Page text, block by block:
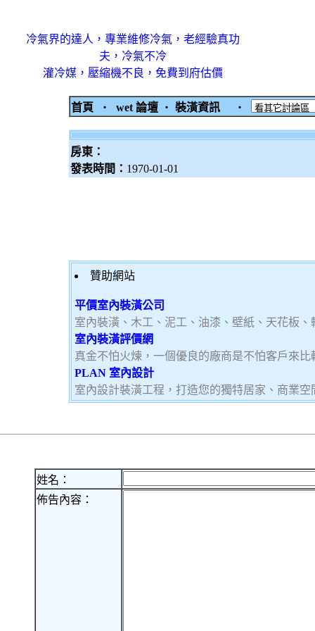
冷氣界的達人，專業維修冷氣，老經驗真功
夫，冷氣不冷
灌冷媒，壓縮機不良，免費到府估價
首頁 ‧ wet 論壇 ‧ 裝潢資訊 ‧
房東：
發表時間： 1970-01-01
贊助網站
平價室內裝潢公司
室內裝潢、木工、泥工、油漆、壁紙、天花板、
室內裝潢評價網
真金不怕火煉，一個優良的廠商是不怕客戶來
PLAN 室內設計
室內設計裝潢工程，打造您的獨特居家、商業
姓名：
佈告內容：